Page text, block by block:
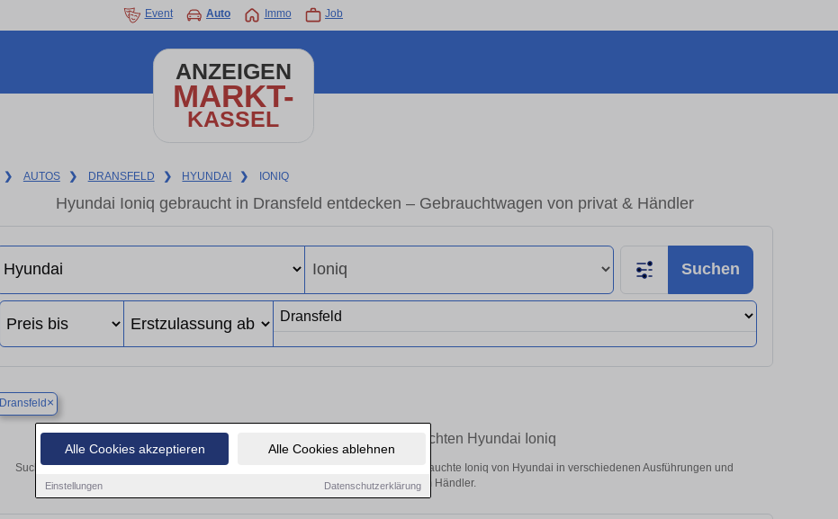
Alle Cookies akzeptieren Alle Cookies ablehnen
Einstellungen Datenschutzerklärung
Event Auto Immo Job
ANZEIGEN
MARKT-
KASSEL
❯ AUTOS ❯ DRANSFELD ❯ HYUNDAI ❯ IONIQ
Hyundai Ioniq gebraucht in Dransfeld entdecken – Gebrauchtwagen von privat & Händler
Suchen
Dransfeld ×
Finden Sie in Dransfeld Ihren gebrauchten Hyundai Ioniq
Suchen Sie in Dransfeld einen Hyundai Ioniq Gebrauchtwagen? Entdecken Sie gebrauchte Ioniq von Hyundai in verschiedenen Ausführungen und
Preisklassen von privat und vom Händler.